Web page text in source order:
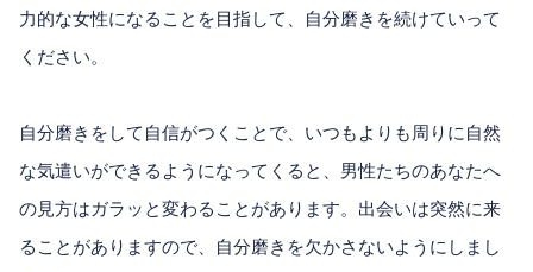
力的な女性になることを目指して、自分磨きを続けていって
ください。
自分磨きをして自信がつくことで、いつもよりも周りに自然
な気遣いができるようになってくると、男性たちのあなたへ
の見方はガラッと変わることがあります。出会いは突然に来
ることがありますので、自分磨きを欠かさないようにしまし